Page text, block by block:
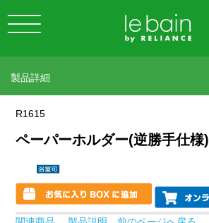
製品詳細
R1615
ペーパーホルダー(逆勝手仕様)